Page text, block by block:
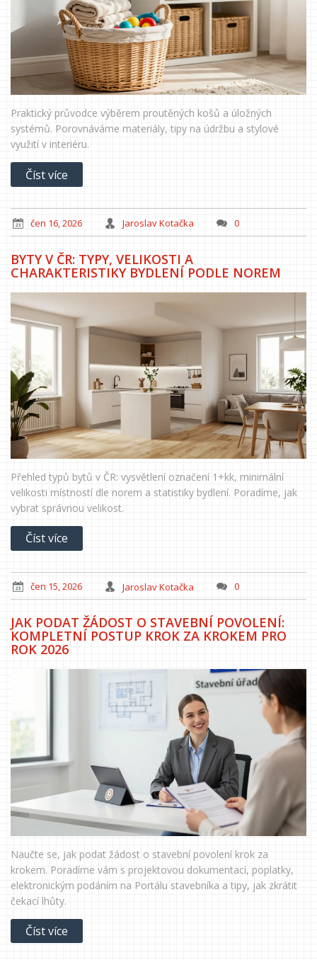
Praktický průvodce výběrem proutěných košů a úložných
systémů. Porovnáváme materiály, tipy na údržbu a stylové
využití v interiéru.
Číst více
čen 16, 2026 Jaroslav Kotačka 0
BYTY V ČR: TYPY, VELIKOSTI A
CHARAKTERISTIKY BYDLENÍ PODLE NOREM
Přehled typů bytů v ČR: vysvětlení označení 1+kk, minimální
velikosti místností dle norem a statistiky bydlení. Poradíme, jak
vybrat správnou velikost.
Číst více
čen 15, 2026 Jaroslav Kotačka 0
JAK PODAT ŽÁDOST O STAVEBNÍ POVOLENÍ:
KOMPLETNÍ POSTUP KROK ZA KROKEM PRO
ROK 2026
Naučte se, jak podat žádost o stavební povolení krok za
krokem. Poradíme vám s projektovou dokumentací, poplatky,
elektronickým podáním na Portálu stavebníka a tipy, jak zkrátit
čekací lhůty.
Číst více